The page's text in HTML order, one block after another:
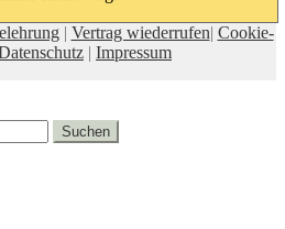
| Vertrag wiederrufen| Cookie-
| Impressum
Suchen